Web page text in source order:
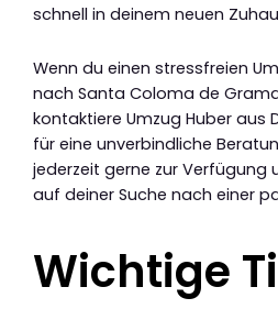
schnell in deinem neuen
Wenn du einen stressfreien
nach Santa Coloma de
kontaktiere Umzug Huber aus
für eine unverbindliche
jederzeit gerne zur Verfügung
auf deiner Suche nach einer
Wichtige